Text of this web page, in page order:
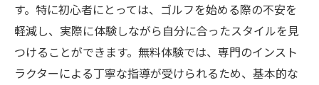
す。特に初心者にとっては、ゴルフを始める際の不安を
軽減し、実際に体験しながら自分に合ったスタイルを見
つけることができます。無料体験では、専門のインスト
ラクターによる丁寧な指導が受けられるため、基本的な